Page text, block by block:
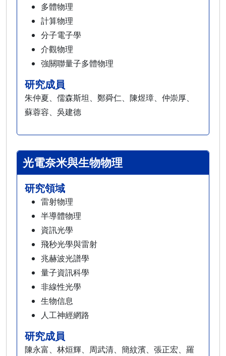
多體物理
計算物理
分子電子學
介觀物理
強關聯量子多體物理
研究成員
朱仲夏、儒森斯坦、鄭舜仁、陳煜璋、仲崇厚、
蘇蓉容、吳建德
光電奈米與生物物理
研究領域
雷射物理
半導體物理
資訊光學
飛秒光學與雷射
兆赫波光譜學
量子資訊科學
非線性光學
生物信息
人工神經網路
研究成員
陳永富、林烜輝、周武清、簡紋濱、張正宏、羅